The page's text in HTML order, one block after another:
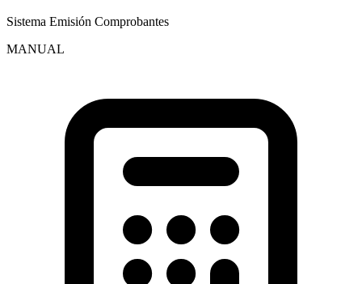
Sistema Emisión Comprobantes
MANUAL